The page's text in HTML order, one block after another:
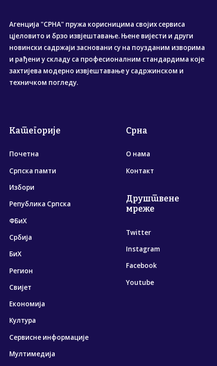
Агенција "СРНА" пружа корисницима својих сервиса
цјеловито и брзо извјештавање. Њене вијести и други
новински садржаји засновани су на поузданим изворима
и рађени у складу са професионалним стандардима које
захтијева модерно извјештавање у садржинском и
техничком погледу.
Категорије
Почетна
Српска памти
Избори
Република Српска
ФБиХ
Србија
БиХ
Регион
Свијет
Економија
Култура
Сервисне информације
Мултимедија
Срна
О нама
Контакт
Друштвене
мреже
Twitter
Instagram
Facebook
Youtube